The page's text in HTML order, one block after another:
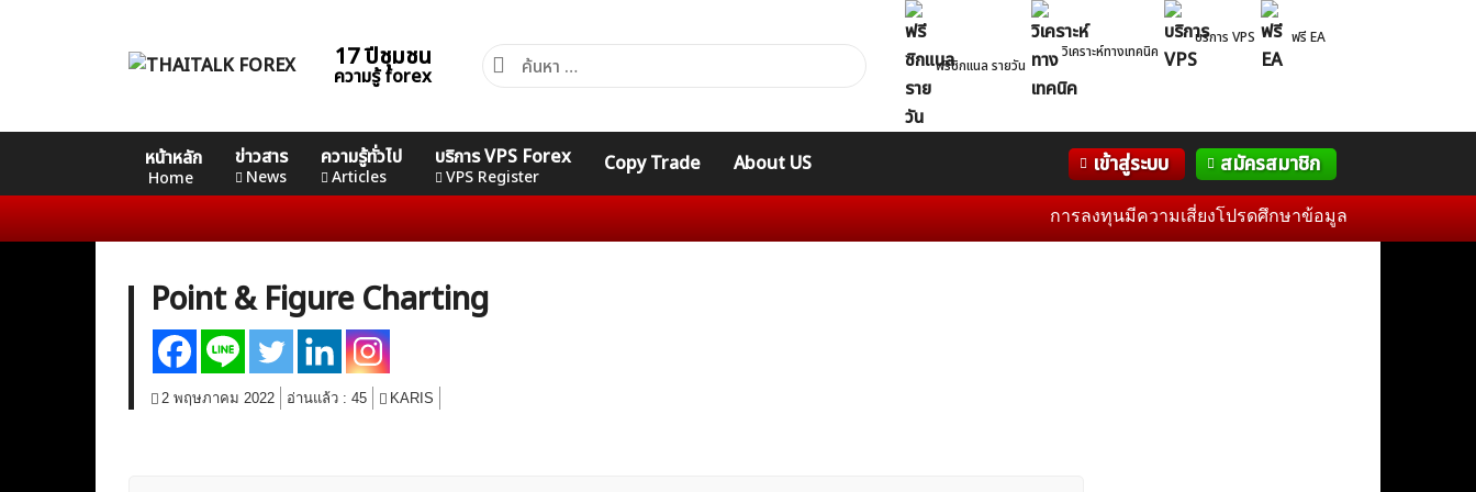
17 ปีชุมชน
ความรู้ forex
ค้นหา
สำหรับ:
ฟรีซิกแนล รายวัน
วิเคราะห์ทางเทคนิค
บริการ VPS ฟรี EA
หน้าหลัก
Home
ข่าวสาร
News
ความรู้ทั่วไป
Articles
บริการ VPS Forex
VPS Register
Copy Trade About US เข้าสู่ระบบ สมัครสมาชิก
VPS Register
คอร์ส
Basic
คอร์ส
Advance
คอร์ส
Professional
คอร์ส
Expert Indicators
WelTrade กิจกรรม
ฟอรั่ม
การลงทุนมีความเสี่ยงโปรดศึกษาข้อมูลก่อนการตัดสินใจล
Point & Figure Charting
2 พฤษภาคม 2022 อ่านแล้ว : 45 KARIS